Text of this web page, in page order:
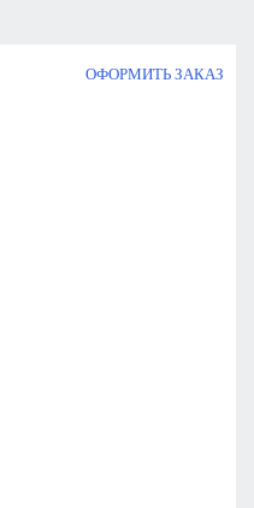
ОФОРМИТЬ ЗАКАЗ